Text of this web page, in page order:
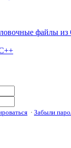
файлы
· Забыли